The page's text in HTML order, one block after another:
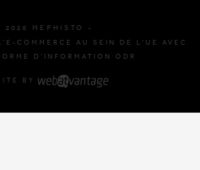
2026 MEPHISTO -
COMMERCE AU SEIN DE L'UE AVEC
D'INFORMATION ODR
BY